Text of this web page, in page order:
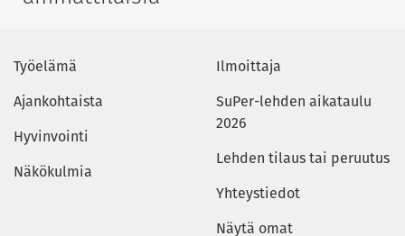
Työelämä
Ajankohtaista
Hyvinvointi
Näkökulmia
Ilmoittaja
SuPer-lehden aikataulu
2026
Lehden tilaus tai peruutus
Yhteystiedot
Näytä omat